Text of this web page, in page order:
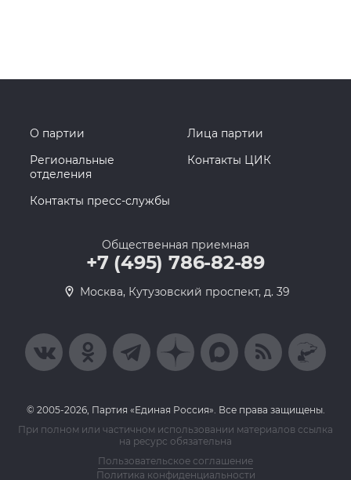
О партии
Лица партии
Региональные
отделения
Контакты ЦИК
Контакты пресс-службы
Общественная приемная
+7 (495) 786-82-89
Москва, Кутузовский проспект, д. 39
© 2005-2026, Партия «Единая Россия». Все права защищены.
При полном или частичном использовании материалов ссылка
на ресурс обязательна
Пользовательское соглашение
Политика конфиденциальности